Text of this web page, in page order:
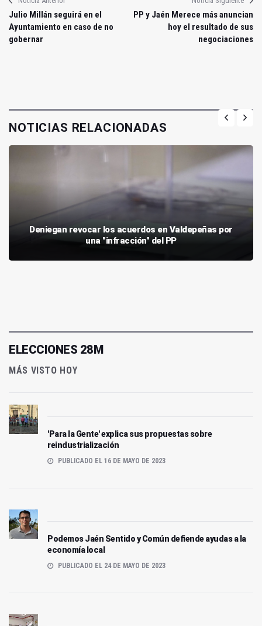
Julio Millán seguirá en el
Ayuntamiento en caso de no
gobernar
PP y Jaén Merece más anuncian
hoy el resultado de sus
negociaciones
NOTICIAS RELACIONADAS
Deniegan revocar los acuerdos en Valdepeñas por
una "infracción" del PP
ELECCIONES 28M
MÁS VISTO HOY
'Para la Gente' explica sus propuestas sobre
reindustrialización
PUBLICADO EL 16 DE MAYO DE 2023
Podemos Jaén Sentido y Común defiende ayudas a la
economía local
PUBLICADO EL 24 DE MAYO DE 2023